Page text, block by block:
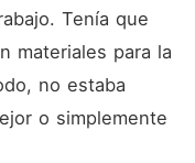
Tenía que
materiales para la
no estaba
o simplemente